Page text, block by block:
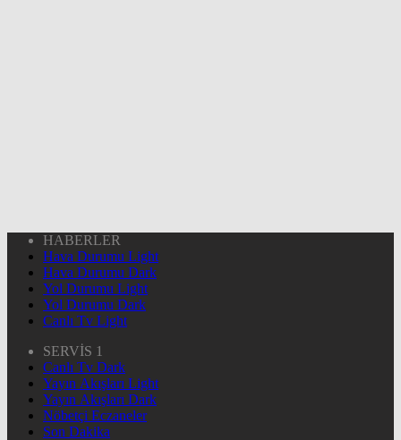
HABERLER
Hava Durumu Light
Hava Durumu Dark
Yol Durumu Light
Yol Durumu Dark
Canlı Tv Light
SERVİS 1
Canlı Tv Dark
Yayın Akışları Light
Yayın Akışları Dark
Nöbetçi Eczaneler
Son Dakika